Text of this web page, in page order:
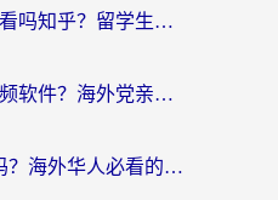
央视影音在海外可以看吗知乎？留学生亲测：3步解决地域限制+追剧自由
在国外怎么看咪咕视频软件？海外党亲测有效的回国加速方案
12123在国外能登录吗？海外华人必看的回国加速实用指南